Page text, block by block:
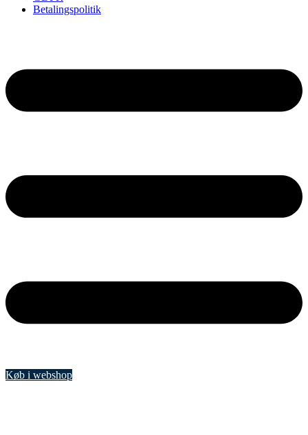
Betalingspolitik
Køb i webshop